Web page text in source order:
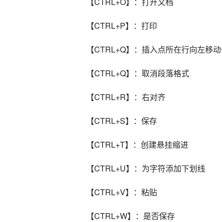
【CTRL+P】：打印
【CTRL+Q】：插入点所在行向左移
【CTRL+Q】：取消段落格式
【CTRL+R】：右对齐
【CTRL+S】：保存
【CTRL+T】：创建悬挂缩进
【CTRL+U】：为字符添加下划线
【CTRL+V】：粘贴
【CTRL+W】：是否保存